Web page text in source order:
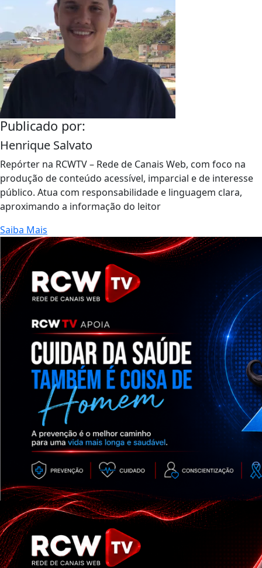
Publicado por:
Henrique Salvato
Repórter na RCWTV – Rede de Canais Web, com foco na
produção de conteúdo acessível, imparcial e de interesse
público. Atua com responsabilidade e linguagem clara,
aproximando a informação do leitor
Saiba Mais